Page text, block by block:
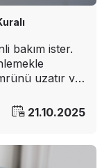
bakım ister.
uzatır ve
21.10.2025